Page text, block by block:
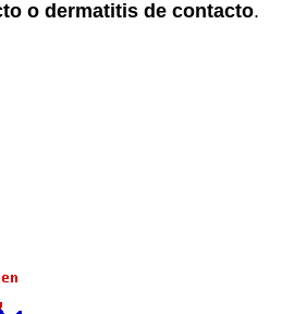
o dermatitis de contacto.